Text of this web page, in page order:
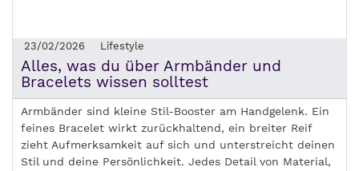
23/02/2026 Lifestyle
Alles, was du über Armbänder und
Bracelets wissen solltest
Armbänder sind kleine Stil-Booster am Handgelenk. Ein
feines Bracelet wirkt zurückhaltend, ein breiter Reif
zieht Aufmerksamkeit auf sich und unterstreicht deinen
Stil und deine Persönlichkeit. Jedes Detail von Material,